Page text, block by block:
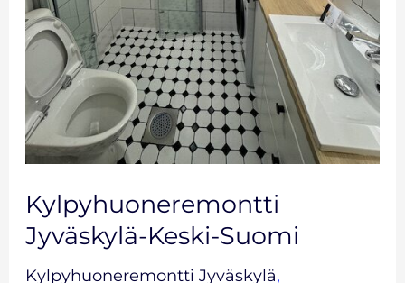
Kylpyhuoneremontti
Jyväskylä-Keski-Suomi
Kylpyhuoneremontti Jyväskylä,